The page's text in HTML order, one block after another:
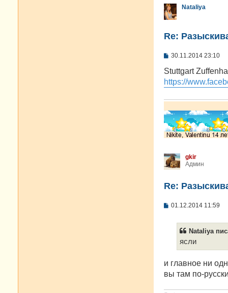
и
е
Nataliya
Re:
С
о
щ
н
е
30.11.2014 23:10
Stuttgart
https://
gkir
Админ
Re:
С
е
01.12.2014 11:59
Nataliya
ясли
и главное ни
вы там по-